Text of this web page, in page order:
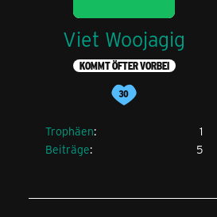
Viet Woojagig
KOMMT ÖFTER VORBEI
Trophäen
1
Beiträge
5